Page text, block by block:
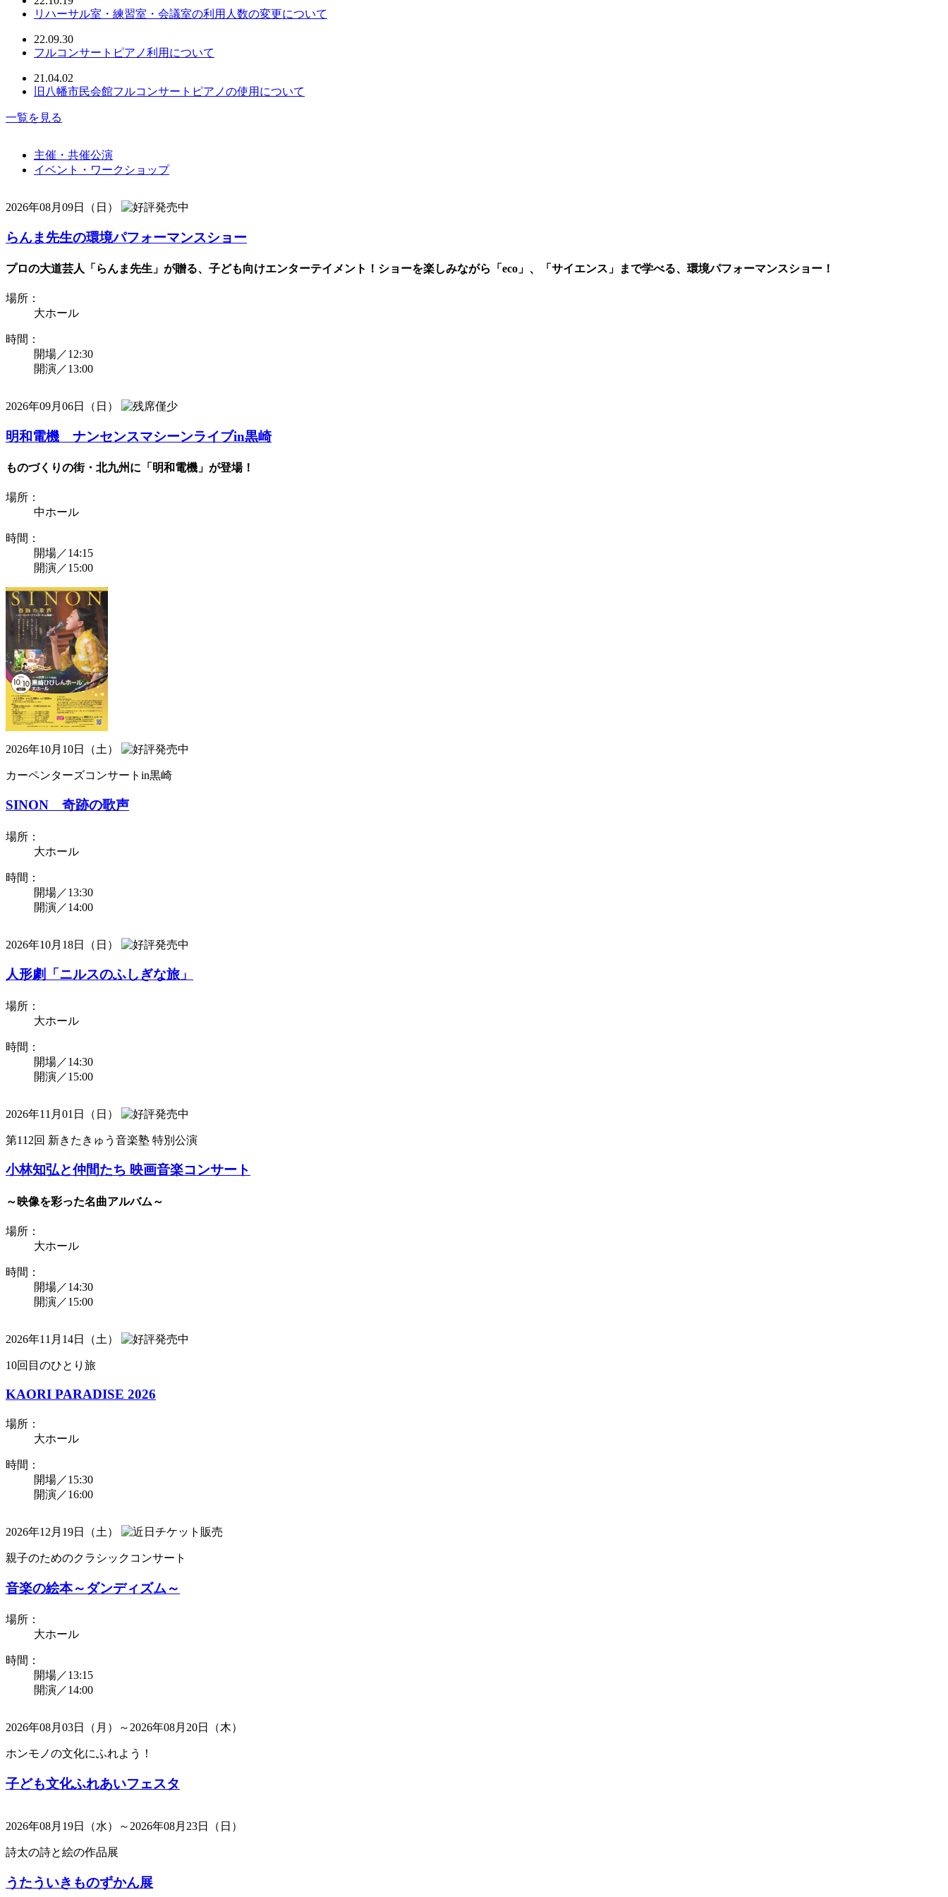
リハーサル室・練習室・会議室の利用人数の変更について
22.09.30
フルコンサートピアノ利用について
21.04.02
旧八幡市民会館フルコンサートピアノの使用について
一覧を見る
主催・共催公演
イベント・ワークショップ
2026年08月09日（日）
らんま先生の環境パフォーマンスショー
プロの大道芸人「らんま先生」が贈る、子ども向けエンターテイメント！ショーを楽しみながら「eco」、「サイエンス」まで学べる、環境パフォーマンスショー！
場所：
大ホール
時間：
開場／12:30
開演／13:00
2026年09月06日（日）
明和電機 ナンセンスマシーンライブin黒崎
ものづくりの街・北九州に「明和電機」が登場！
場所：
中ホール
時間：
開場／14:15
開演／15:00
2026年10月10日（土）
カーペンターズコンサートin黒崎
SINON 奇跡の歌声
場所：
大ホール
時間：
開場／13:30
開演／14:00
2026年10月18日（日）
人形劇「ニルスのふしぎな旅」
場所：
大ホール
時間：
開場／14:30
開演／15:00
2026年11月01日（日）
第112回 新きたきゅう音楽塾 特別公演
小林知弘と仲間たち 映画音楽コンサート
～映像を彩った名曲アルバム～
場所：
大ホール
時間：
開場／14:30
開演／15:00
2026年11月14日（土）
10回目のひとり旅
KAORI PARADISE 2026
場所：
大ホール
時間：
開場／15:30
開演／16:00
2026年12月19日（土）
親子のためのクラシックコンサート
音楽の絵本～ダンディズム～
場所：
大ホール
時間：
開場／13:15
開演／14:00
2026年08月03日（月）～2026年08月20日（木）
ホンモノの文化にふれよう！
子ども文化ふれあいフェスタ
2026年08月19日（水）～2026年08月23日（日）
詩太の詩と絵の作品展
うたういきものずかん展